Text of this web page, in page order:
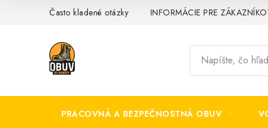
Často kladené otázky INFORMÁCIE PRE
PRACOVNÁ A BEZPEČNOSTNÁ OBUV